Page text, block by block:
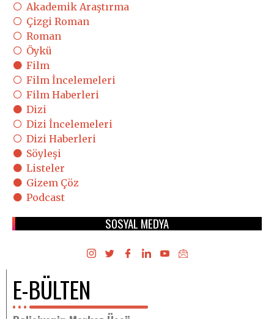
Akademik Araştırma
Çizgi Roman
Roman
Öykü
Film
Film İncelemeleri
Film Haberleri
Dizi
Dizi İncelemeleri
Dizi Haberleri
Söyleşi
Listeler
Gizem Çöz
Podcast
SOSYAL MEDYA
E-BÜLTEN